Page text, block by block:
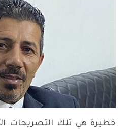
خطيرة هي تلك التصريحات